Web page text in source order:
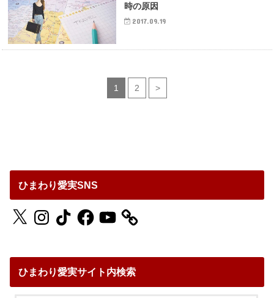
時の原因
2017.09.19
1 2 >
ひまわり愛実SNS
X InstagramTikTokFacebookYouTube
ひまわり愛実サイト内検索